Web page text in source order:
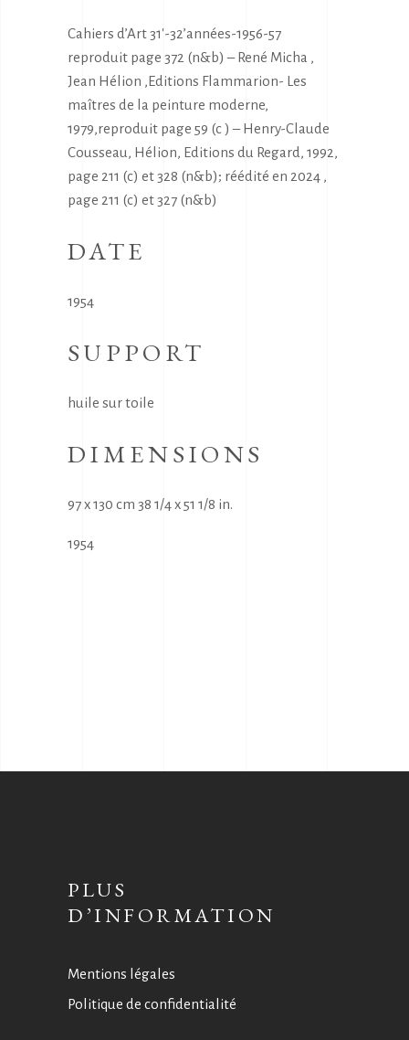
Cahiers d’Art 31′-32’années-1956-57
reproduit page 372 (n&b) – René Micha ,
Jean Hélion ,Editions Flammarion- Les
maîtres de la peinture moderne,
1979,reproduit page 59 (c ) – Henry-Claude
Cousseau, Hélion, Editions du Regard, 1992,
page 211 (c) et 328 (n&b); réédité en 2024 ,
page 211 (c) et 327 (n&b)
DATE
1954
SUPPORT
huile sur toile
DIMENSIONS
97 x 130 cm 38 1/4 x 51 1/8 in.
1954
PLUS
D’INFORMATION
Mentions légales
Politique de confidentialité